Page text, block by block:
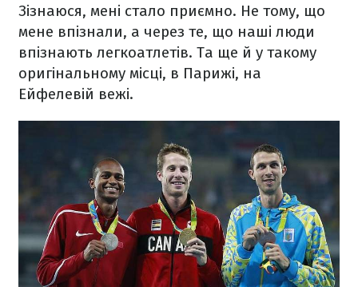
Зізнаюся, мені стало приємно. Не тому, що
мене впізнали, а через те, що наші люди
впізнають легкоатлетів. Та ще й у такому
оригінальному місці, в Парижі, на
Ейфелевій вежі.